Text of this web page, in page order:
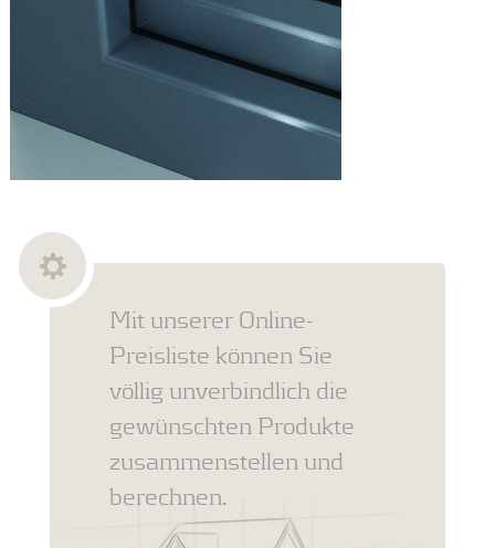
Mit unserer Online-
Preisliste können Sie
völlig unverbindlich die
gewünschten Produkte
zusammenstellen und
berechnen.